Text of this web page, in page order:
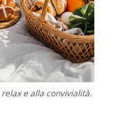
e alla convivialità.